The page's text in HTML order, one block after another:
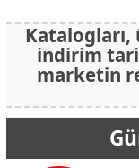
indirim
marketin